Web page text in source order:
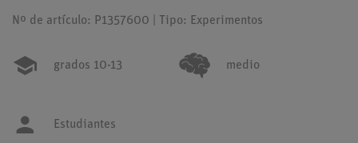
Nº de artículo: P1357600 | Tipo: Experimentos
grados 10-13 medio
Estudiantes